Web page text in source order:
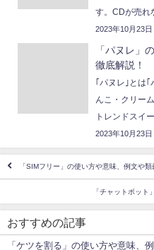
す。CDが売れ
2023年10月23日
「パヌレ」
徹底解説！
｢パヌレ｣とは
んこ・クリー
トレンドスイー
2023年10月23日
「SIMフリー」の使い方や意味、例文や類
「チャットボット
おすすめの記事
「ケツを割る」の使い方や意味、